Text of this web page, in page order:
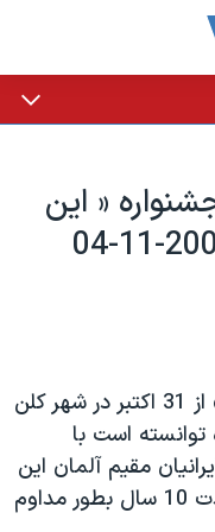
« اين
جشنواره « اين سوی جاده ابريشم » از 31 اکتبر در شهر کلن
توانسته است با
مقيم آلمان اين
فستيوال را با تمام کاستی ها به مدت 10 سال بطور مداوم